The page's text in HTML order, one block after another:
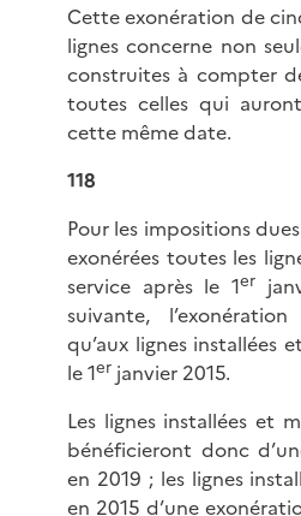
Cette exonération de
lignes concerne non
construites à compter
toutes celles qui
cette même date.
118
Pour les impositions
exonérées toutes les
service après le 1er
suivante,
qu’aux lignes installées
le 1er janvier 2015.
Les lignes installées et
bénéficieront donc
en 2019 ; les lignes
en 2015 d’une